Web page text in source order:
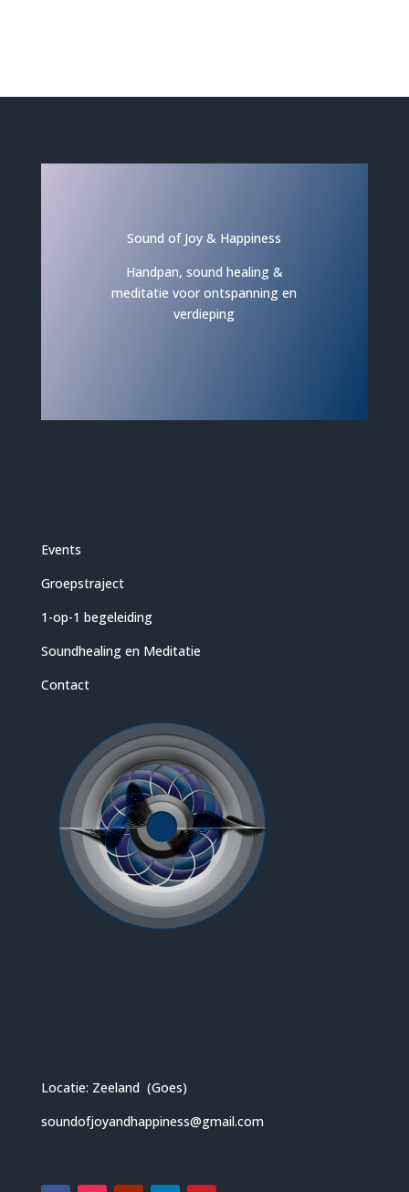
Sound of Joy & Happiness
Handpan, sound healing &
meditatie voor ontspanning en
verdieping
Events
Groepstraject
1-op-1 begeleiding
Soundhealing en Meditatie
Contact
Locatie: Zeeland (Goes)
soundofjoyandhappiness@gmail.com